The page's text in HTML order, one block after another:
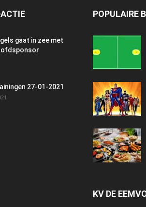
gaat in zee met
27-01-2021
POPULAIRE
KV DE